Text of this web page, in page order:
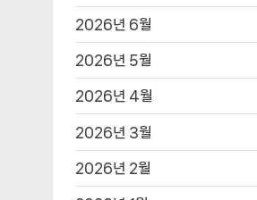
2026년 6월
2026년 5월
2026년 4월
2026년 3월
2026년 2월